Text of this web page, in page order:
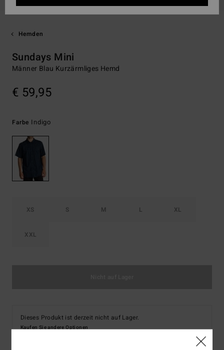
Hemden
Sundays Mini
Männer Blau Kurzärmliges Hemd
€ 59,95
Farbe Indigo
XS S M L XL
XXL
Dieses Produkt ist derzeit nicht auf Lager.
Kaufen Sie andere Optionen